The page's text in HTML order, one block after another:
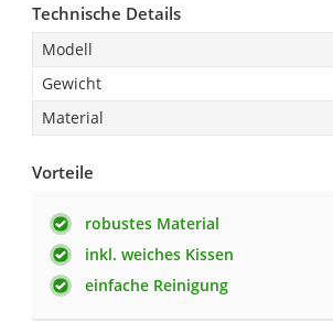
Technische Details
Modell
Gewicht
Material
Vorteile
robustes Material
inkl. weiches Kissen
einfache Reinigung